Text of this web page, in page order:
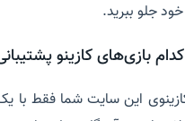
جلو ببرید.
بازی‌های کازینو
این سایت شما فقط با